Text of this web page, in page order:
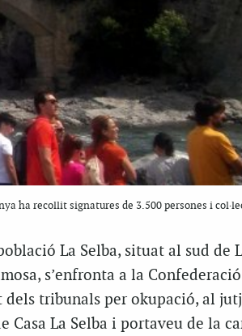
ha recollit signatures de 3.500 persones i
La Selba, situat al sud de
s’enfronta a la Confederació
dels tribunals per okupació, al
La Selba i portaveu de la